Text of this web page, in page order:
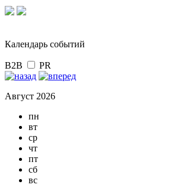
Календарь событий
B2B PR
Август 2026
пн
вт
ср
чт
пт
сб
вс